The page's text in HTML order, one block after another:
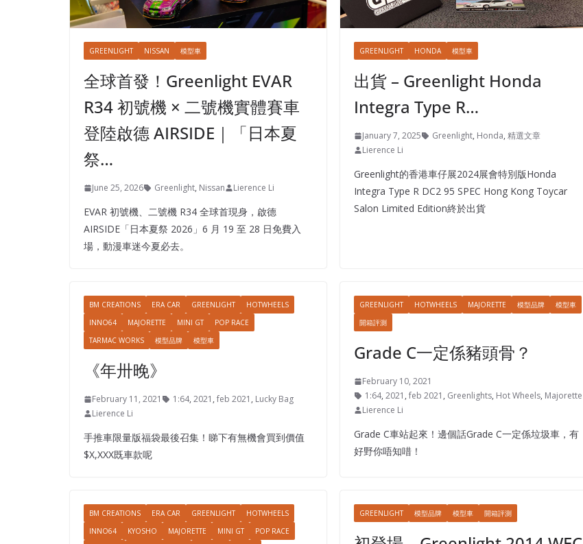
GREENLIGHT NISSAN 模型車
全球首發！Greenlight EVAR
R34 初號機 × 二號機實體賽車
登陸啟德 AIRSIDE｜「日本夏
祭…
June 25, 2026 Greenlight, Nissan Lierence Li
EVAR 初號機、二號機 R34 全球首現身，啟德
AIRSIDE「日本夏祭 2026」6 月 19 至 28 日免費入
場，動漫車迷今夏必去。
GREENLIGHT HONDA 模型車
出貨 – Greenlight Honda
Integra Type R…
January 7, 2025 Greenlight, Honda, 精選文章
Lierence Li
Greenlight的香港車仔展2024展會特別版Honda
Integra Type R DC2 95 SPEC Hong Kong Toycar
Salon Limited Edition終於出貨
BM CREATIONS ERA CAR GREENLIGHT
HOTWHEELS
INNO64
MAJORETTE MINI GT
POP RACE
TARMAC WORKS
模型品牌 模型車
《年卅晚》
February 11, 2021 1:64, 2021 , feb 2021 , Lucky Bag
Lierence Li
手推車限量版福袋最後召集！睇下有無機會買到價值
$X,XXX既車款呢
GREENLIGHT HOTWHEELS MAJORETTE 模型品牌
模型車
開箱評測
Grade C一定係豬頭骨？
February 10, 2021
1:64, 2021 , feb 2021 , Greenlights, Hot Wheels, Majorette
Lierence Li
Grade C車站起來！邊個話Grade C一定係垃圾車，有
好野你唔知唶！
BM CREATIONS ERA CAR GREENLIGHT
HOTWHEELS
INNO64
KYOSHO MAJORETTE MINI GT POP RACE
GREENLIGHT 模型品牌 模型車 開箱評測